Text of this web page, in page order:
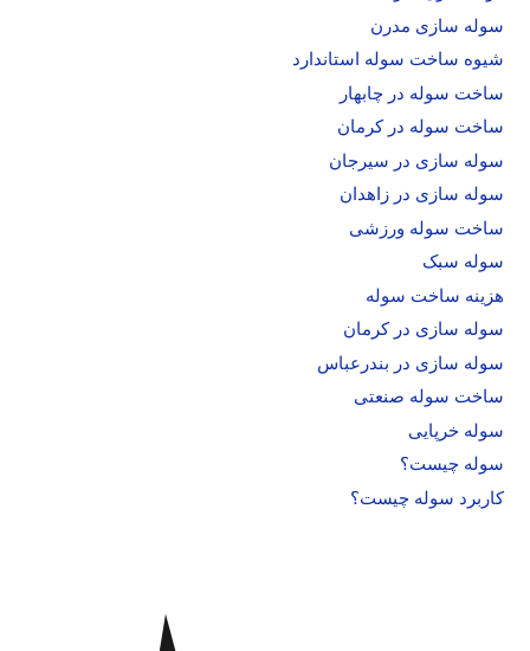
سوله سازی مدرن
شیوه ساخت سوله استاندارد
ساخت سوله در چابهار
ساخت سوله در کرمان
سوله سازی در سیرجان
سوله سازی در زاهدان
ساخت سوله ورزشی
سوله سبک
هزینه ساخت سوله
سوله سازی در کرمان
سوله سازی در بندرعباس
ساخت سوله صنعتی
سوله خرپایی
سوله چیست؟
کاربرد سوله چیست؟